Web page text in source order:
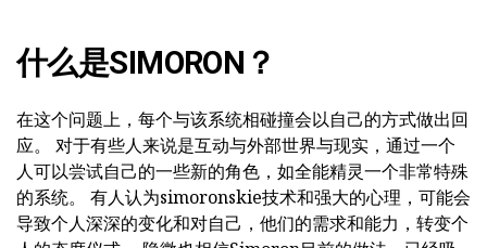
什么是SIMORON？
在这个问题上，每个与该系统相碰撞会以自己的方式做出回
应。 对于有些人来说是互动与外部世界与现实，通过一个
人可以尝试自己的一些新的角色，如全能精灵一个非常特殊
的系统。 有人认为simoronskie技术和强大的心理，可能会
导致个人深深的变化和对自己，他们的需求和能力，转变个